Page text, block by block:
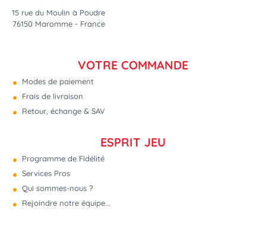
15 rue du Moulin à Poudre
76150 Maromme - France
VOTRE COMMANDE
Modes de paiement
Frais de livraison
Retour, échange & SAV
ESPRIT JEU
Programme de Fidélité
Services Pros
Qui sommes-nous ?
Rejoindre notre équipe...